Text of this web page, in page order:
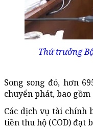
Thứ trưởng
Song song đó, hơn
chuyển phát, bao
Các dịch vụ tài chính
tiền thu hộ (COD) đạt